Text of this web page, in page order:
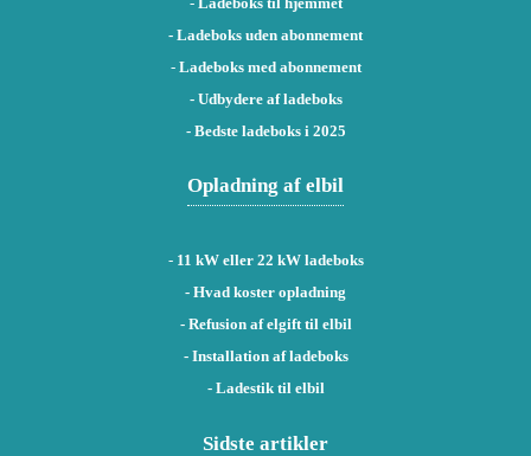
- Ladeboks uden abonnement
- Ladeboks med abonnement
- Udbydere af ladeboks
- Bedste ladeboks i 2025
Opladning af elbil
- 11 kW eller 22 kW ladeboks
- Hvad koster opladning
- Refusion af elgift til elbil
- Installation af ladeboks
- Ladestik til elbil
Sidste artikler